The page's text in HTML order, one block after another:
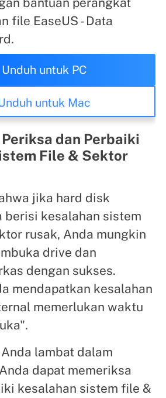
file EaseUS - Data
Unduh untuk PC
untuk Mac
dan Perbaiki
File & Sektor
jika hard disk
berisi kesalahan sistem
rusak, Anda mungkin
drive dan
dengan sukses.
mendapatkan kesalahan
memerlukan waktu
lambat dalam
dapat memeriksa
kesalahan sistem file &